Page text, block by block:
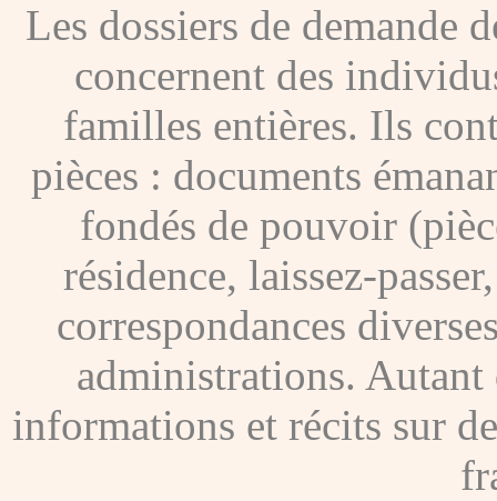
Les dossiers de demande
concernent des
familles entières. Ils
pièces : documents
fondés de pouvoir
résidence, laissez-
correspondances
administrations. Autant
informations et récits sur